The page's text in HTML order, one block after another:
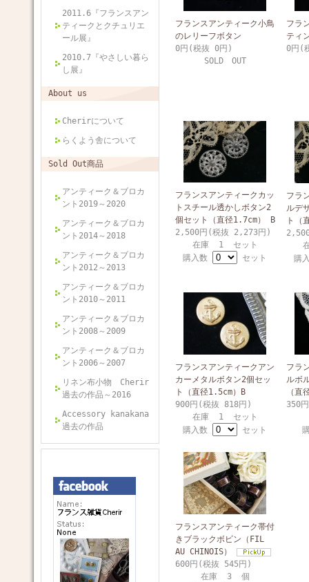
2011.6『フランスアン
ティークとクチュリエ
ール展』
2010.7『やさしい暮ら
し展』
About us
Cherirについて
らくよう舎について
Sold Out商品
アンティーク＆ブロカ
ント2019～2020
アンティーク＆ブロカ
ント2014～2018
アンティーク＆ブロカ
ント2012～2013
アンティーク＆ブロカ
ント2010～2011
アンティーク＆ブロカ
ント2008～2009
アンティーク＆ブロカ
ント2006～2007
リネン布小物 Cherir
過去の作品～2016
Accessory kanakana
過去の作品
フランスアンティーク小鳥
のレリーフボタン
0円(税抜 0円)
SOLD OUT
フラ
ティ
0円(
フランスアンティークカッ
トスチール透かしボタン2
個セット（直径1.7cm） B
2,500円(税抜 2,273円)
在庫 1 セット
購入数
セット
フラ
ルデ
ト（
購
フランスアンティークアン
カーメタルボタン2個セッ
ト（直径1.5cm）B
900円(税抜 818円)
在庫 1 セット
購入数
セット
フラ
ルボ
（直
350
フランスアンティーク帯付
きブラックボビン（FIL
AU CHINOIS）
600円(税抜 545円)
在庫 3 個